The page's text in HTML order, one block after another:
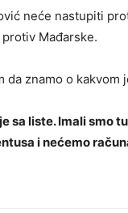
neće nastupiti
Mađarske.
da znamo o kakvom
sa liste. Imali smo
i nećemo